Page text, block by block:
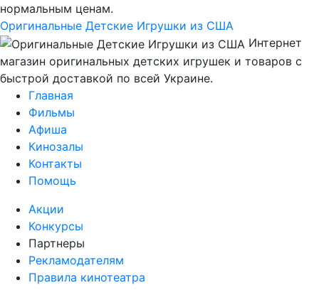
нормальным ценам.
Оригинальные Детские Игрушки из США
Интернет
магазин оригинальных детских игрушек и товаров с
быстрой доставкой по всей Украине.
Главная
Фильмы
Афиша
Кинозалы
Контакты
Помощь
Акции
Конкурсы
Партнеры
Рекламодателям
Правила кинотеатра